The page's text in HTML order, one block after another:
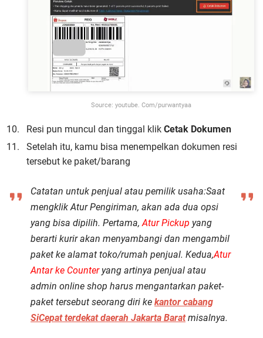
Source: youtube. Com/purwantyaa
Resi pun muncul dan tinggal klik Cetak Dokumen
Setelah itu, kamu bisa menempelkan dokumen resi
tersebut ke paket/barang
Catatan untuk penjual atau pemilik usaha:Saat
mengklik Atur Pengiriman, akan ada dua opsi
yang bisa dipilih. Pertama,Atur Pickup yang
berarti kurir akan menyambangi dan mengambil
paket ke alamat toko/rumah penjual. Kedua,Atur
Antar ke Counteryang artinya penjual atau
admin online shop harus mengantarkan paket-
paket tersebut seorang diri ke kantor cabang
SiCepat terdekat daerah Jakarta Baratmisalnya.